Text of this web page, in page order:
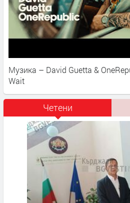
Музика – David Guetta &
Wait
Четени